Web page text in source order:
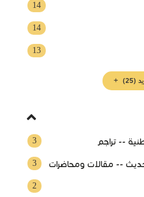
14
14
13
3 -- تراجم
3 -- مقالات ومحاضرات
2